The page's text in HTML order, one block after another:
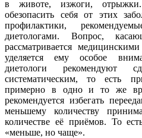
в животе, изжоги,
обезопасить себя от этих
профилактики,
диетологами. Вопрос,
рассматривается
уделяется ему особое
диетологи рекомендуют
систематическим, то есть
примерно в одно и то же
рекомендуется избегать
меньшему количеству
количестве её приёмов. То
«меньше, но чаще».